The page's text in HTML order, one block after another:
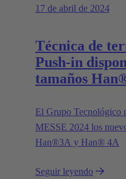
17 de abril de 2024
Técnica de
Push-in
tamaños
El Grupo Tecnológico
MESSE 2024 los
Han®3A y Han® 4A
Seguir leyendo